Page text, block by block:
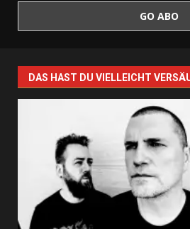
DAS HAST DU VIELLEICHT